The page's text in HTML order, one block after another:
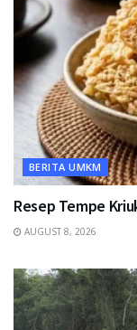
BERITA UMKM
Resep Tempe
AUGUST 8, 2026